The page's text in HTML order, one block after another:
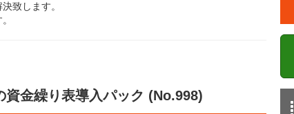
致します。
金繰り表導入パック (No.998)